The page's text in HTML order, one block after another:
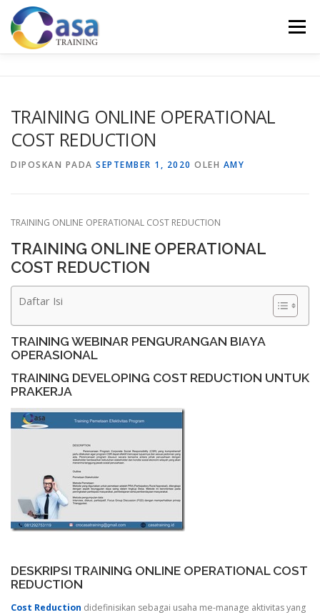
Lompat
konten
Menu
KONTAK KAMI SERTIFIKASI
TRAINING ONLINE OPERATIONAL
COST REDUCTION
DIPOSKAN PADA SEPTEMBER 1, 2020 OLEH AMY
TRAINING ONLINE OPERATIONAL COST REDUCTION
TRAINING ONLINE OPERATIONAL
COST REDUCTION
Daftar Isi
TRAINING WEBINAR PENGURANGAN BIAYA
OPERASIONAL
TRAINING DEVELOPING COST REDUCTION UNTUK
PRAKERJA
DESKRIPSI TRAINING ONLINE OPERATIONAL COST
REDUCTION
Cost Reduction didefinisikan sebagai usaha me-manage aktivitas yang